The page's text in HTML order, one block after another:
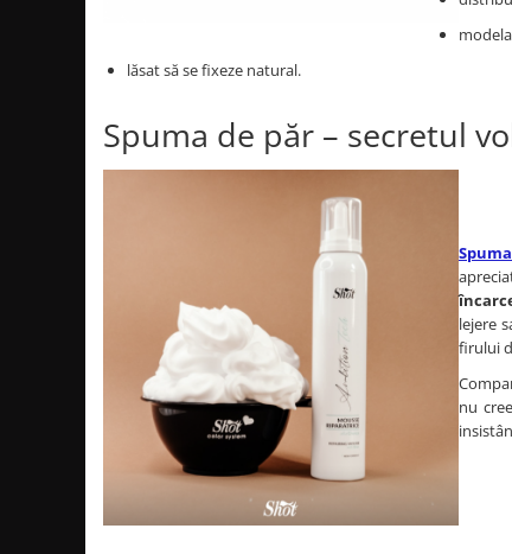
lăsat să se fixeze natural.
Spuma de păr – secretul
lejere
firului
nu